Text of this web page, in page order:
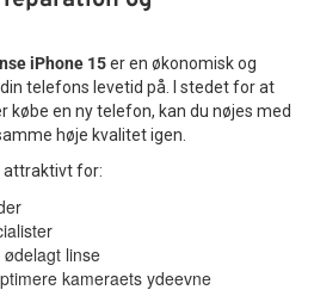
iPhone 15er en økonomisk og
telefons levetid på. I stedet for at
købe en ny telefon, kan du nøjes med
høje kvalitet igen.
attraktivt for:
linse
kameraets ydeevne